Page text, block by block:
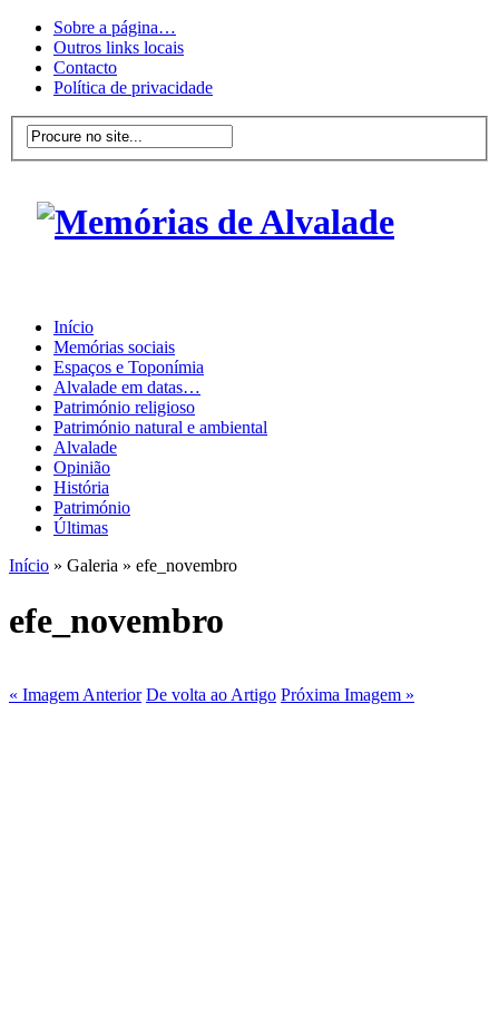
Sobre a página…
Outros links locais
Contacto
Política de privacidade
Início
Memórias sociais
Espaços e Toponímia
Alvalade em datas…
Património religioso
Património natural e ambiental
Alvalade
Opinião
História
Património
Últimas
Início » Galeria » efe_novembro
efe_novembro
« Imagem Anterior De volta ao Artigo Próxima Imagem »